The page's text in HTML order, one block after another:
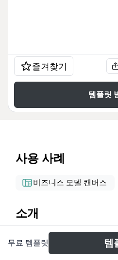
즐겨찾기
템플릿
사용 사례
비즈니스 모델 캔버스
소개
Este mapa mental de
Campinas/SP consolida
무료 템플릿 템